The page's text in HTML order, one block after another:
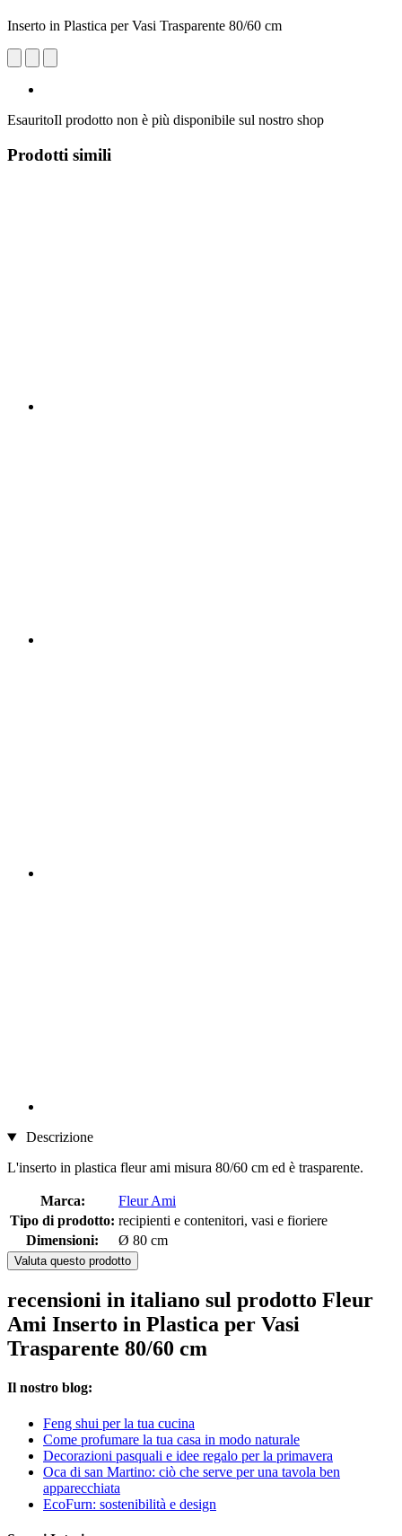
Inserto in Plastica per Vasi Trasparente 80/60 cm
EsauritoIl prodotto non è più disponibile sul nostro shop
Prodotti simili
Descrizione
L'inserto in plastica fleur ami misura 80/60 cm ed è trasparente.
Marca:
Fleur Ami
Tipo di prodotto: recipienti e contenitori, vasi e fioriere
Dimensioni:
Ø 80 cm
Valuta questo prodotto
recensioni in italiano sul prodotto Fleur
Ami Inserto in Plastica per Vasi
Trasparente 80/60 cm
Il nostro blog:
Feng shui per la tua cucina
Come profumare la tua casa in modo naturale
Decorazioni pasquali e idee regalo per la primavera
Oca di san Martino: ciò che serve per una tavola ben
apparecchiata
EcoFurn: sostenibilità e design